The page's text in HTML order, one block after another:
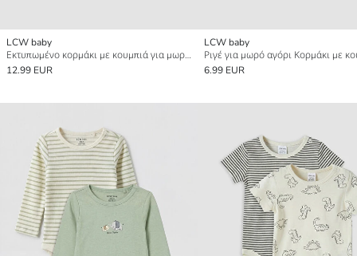
LCW baby
Εκτυπωμένο κορμάκι με κουμπιά για μωρό αγόρι, συσκευασία 3 τεμαχίων
12.99 EUR
LCW baby
6.99 EUR